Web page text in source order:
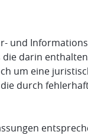
und
darin
um eine
durch